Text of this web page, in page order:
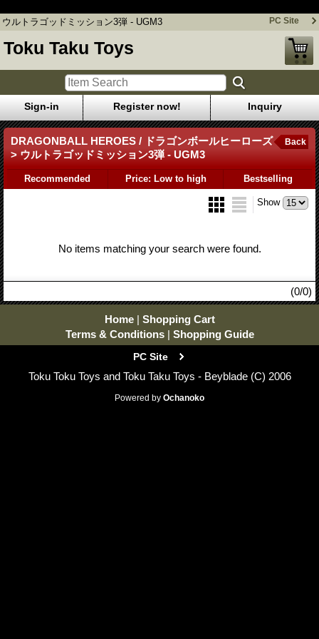
ウルトラゴッドミッション3弾 - UGM3 PC Site
Toku Taku Toys
Sign-in Register now! Inquiry
DRAGONBALL HEROES / ドラゴンボールヒーローズ
> ウルトラゴッドミッション3弾 - UGM3
Back
Recommended Price: Low to high Bestselling
Show
No items matching your search were found.
(0/0)
Home | Shopping Cart
Terms & Conditions | Shopping Guide
PC Site
Toku Toku Toys and Toku Taku Toys - Beyblade (C) 2006
Powered by Ochanoko